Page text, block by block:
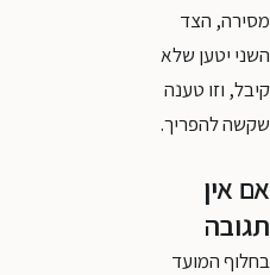
מסירה, הצד
השני יטען שלא
קיבל, וזו טענה
שקשה להפריך.
אם אין
תגובה
בחלוף המועד